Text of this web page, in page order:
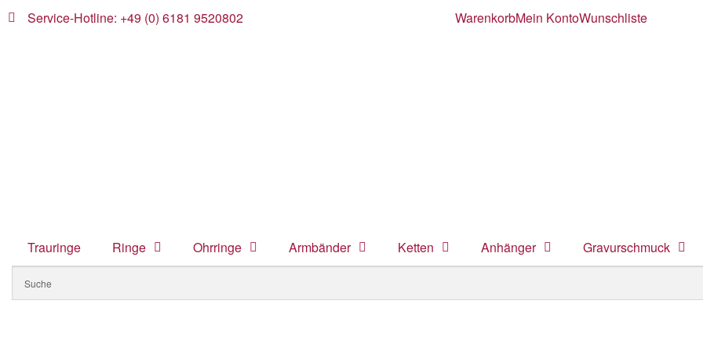
Service-Hotline: +49 (0) 6181 9520802 WarenkorbMein KontoWunschliste
Trauringe Ringe Ohrringe Armbänder Ketten Anhänger Gravurschmuck